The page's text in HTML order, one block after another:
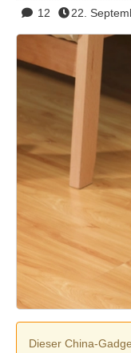
12 22.
Dieser China-